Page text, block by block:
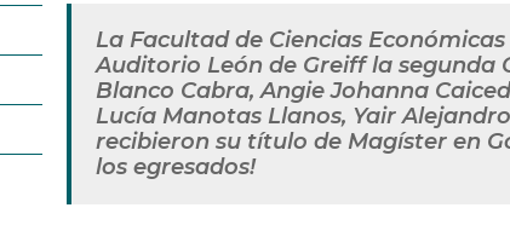
La Facultad de Ciencias
Auditorio León de Greiff la segunda
Blanco Cabra, Angie Johanna
Lucía Manotas Llanos, Yair
recibieron su título de Magíster en
los egresados!